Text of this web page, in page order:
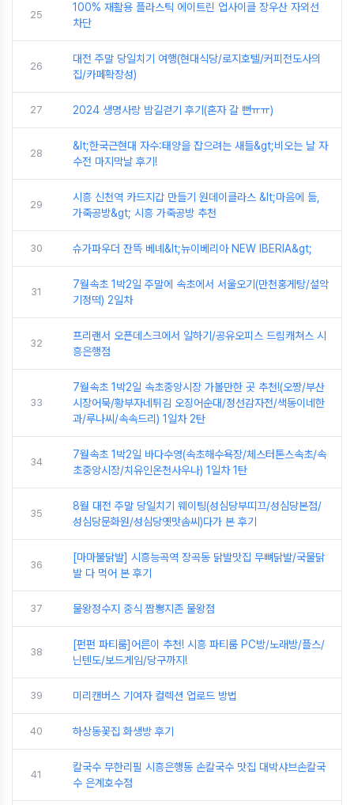
25
100% 재활용 플라스틱 에이트린 업사이클 장우산 자외선
차단
26
대전 주말 당일치기 여행(현대식당/로지호텔/커피전도사의
집/카페확장성)
27 2024 생명사랑 밤길걷기 후기(혼자 갈 뻔ㅠㅠ)
28
&lt;한국근현대 자수:태양을 잡으려는 새들&gt;비오는 날 자
수전 마지막날 후기!
29
시흥 신천역 카드지갑 만들기 원데이클라스 &lt;마음에 듦,
가죽공방&gt; 시흥 가죽공방 추천
30 슈가파우더 잔뜩 베녜&lt;뉴이베리아 NEW IBERIA&gt;
31
7월속초 1박2일 주말에 속초에서 서울오기(만천홍게탕/설악
기정떡) 2일차
32
프리랜서 오픈데스크에서 일하기/공유오피스 드림캐쳐스 시
흥은행점
33
7월속초 1박2일 속초중앙시장 가볼만한 곳 추천!(오짱/부산
시장어묵/황부자네튀김 오징어순대/정선감자전/색동이네한
과/루나씨/속속드리) 1일차 2탄
34
7월속초 1박2일 바다수영(속초해수욕장/체스터톤스속초/속
초중앙시장/치유인온천사우나) 1일차 1탄
35
8월 대전 주말 당일치기 웨이팅(성심당부띠끄/성심당본점/
성심당문화원/성심당옛맛솜씨)다가 본 후기
36
[마마불닭발] 시흥능곡역 장곡동 닭발맛집 무뼈닭발/국물닭
발 다 먹어 본 후기
37 물왕정수지 중식 짬뽕지존 물왕점
38
[펀펀 파티룸]어른이 추천! 시흥 파티룸 PC방/노래방/플스/
닌텐도/보드게임/당구까지!
39 미리캔버스 기여자 컬렉션 업로드 방법
40 하상동꽃집 화생방 후기
41
칼국수 무한리필 시흥은행동 손칼국수 맛집 대박샤브손칼국
수 은계호수점